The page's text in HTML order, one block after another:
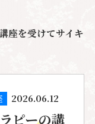
座を受けてサイキ
2026.06.12
ピーの講